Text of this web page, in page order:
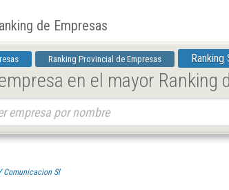
de Empresas
Ranking Provincial de Empresas
en el mayor Ranking
Comunicacion Sl